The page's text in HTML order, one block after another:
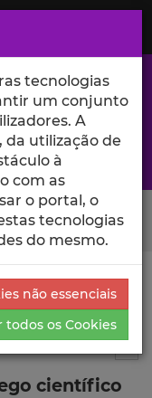
no Iscte
Detalhada da
científico
tecnologias
um conjunto
A
da utilização de
à
com as
o portal, o
tecnologias
do mesmo.
não essenciais
todos os Cookies